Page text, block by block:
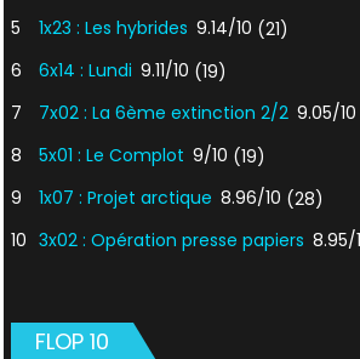
5
1x23 : Les hybrides 9.14/10 (21)
6
6x14 : Lundi 9.11/10 (19)
7
7x02 : La 6ème extinction 2/2 9.05/10
8
5x01 : Le Complot 9/10 (19)
9
1x07 : Projet arctique 8.96/10 (28)
10 3x02 : Opération presse papiers 8.95/
FLOP 10